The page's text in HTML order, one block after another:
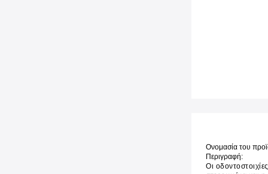
Ονομασία του
Περιγραφή:
Οι